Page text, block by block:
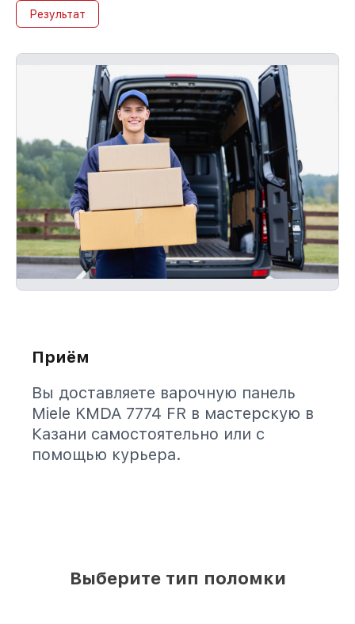
Результат
Приём
Вы доставляете варочную панель
Miele KMDA 7774 FR в мастерскую в
Казани самостоятельно или с
помощью курьера.
Выберите тип поломки